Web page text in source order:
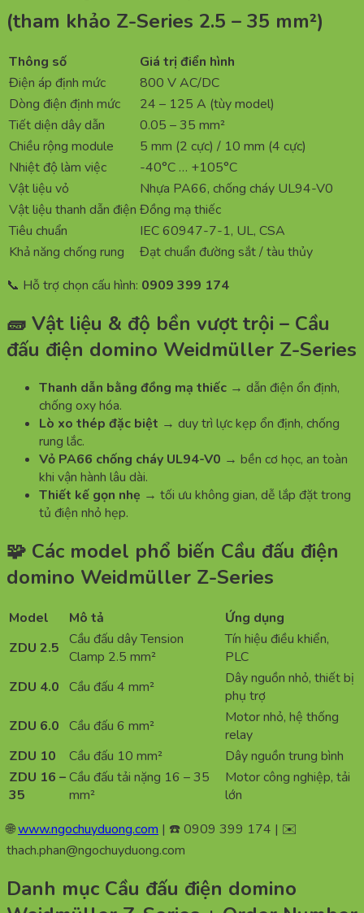
(tham khảo Z-Series 2.5 – 35 mm²)
Thông số
Giá trị điển hình
Điện áp định mức
800 V AC/DC
Dòng điện định mức
24 – 125 A (tùy model)
Tiết diện dây dẫn
0.05 – 35 mm²
Chiều rộng module
5 mm (2 cực) / 10 mm (4 cực)
Nhiệt độ làm việc
-40°C … +105°C
Vật liệu vỏ
Nhựa PA66, chống cháy UL94-V0
Vật liệu thanh dẫn điện Đồng mạ thiếc
Tiêu chuẩn
IEC 60947-7-1, UL, CSA
Khả năng chống rung
Đạt chuẩn đường sắt / tàu thủy
📞 Hỗ trợ chọn cấu hình: 0909 399 174
🧱 Vật liệu & độ bền vượt trội – Cầu
đấu điện domino Weidmüller Z-Series
Thanh dẫn bằng đồng mạ thiếc → dẫn điện ổn định,
chống oxy hóa.
Lò xo thép đặc biệt → duy trì lực kẹp ổn định, chống
rung lắc.
Vỏ PA66 chống cháy UL94-V0 → bền cơ học, an toàn
khi vận hành lâu dài.
Thiết kế gọn nhẹ → tối ưu không gian, dễ lắp đặt trong
tủ điện nhỏ hẹp.
🧩 Các model phổ biến Cầu đấu điện
domino Weidmüller Z-Series
Model Mô tả
Ứng dụng
ZDU 2.5 Cầu đấu dây Tension
Clamp 2.5 mm²
Tín hiệu điều khiển,
PLC
ZDU 4.0 Cầu đấu 4 mm²
Dây nguồn nhỏ, thiết bị
phụ trợ
ZDU 6.0 Cầu đấu 6 mm²
Motor nhỏ, hệ thống
relay
ZDU 10
Cầu đấu 10 mm²
Dây nguồn trung bình
ZDU 16 –
35
Cầu đấu tải nặng 16 – 35
mm²
Motor công nghiệp, tải
lớn
🌐www.ngochuyduong.com | ☎️ 0909 399 174 | ✉️
thach.phan@ngochuyduong.com
Danh mục Cầu đấu điện domino